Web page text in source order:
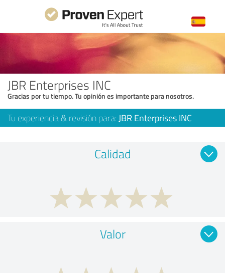
JBR Enterprises INC
Gracias por tu tiempo. Tu opinión es importante para nosotros.
Tu experiencia & revisión para: JBR Enterprises INC
Calidad
Valor